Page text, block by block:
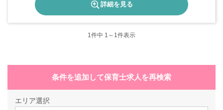
詳細を見る
1件中 1～1件表示
条件を追加して保育士求人を再検索
エリア選択